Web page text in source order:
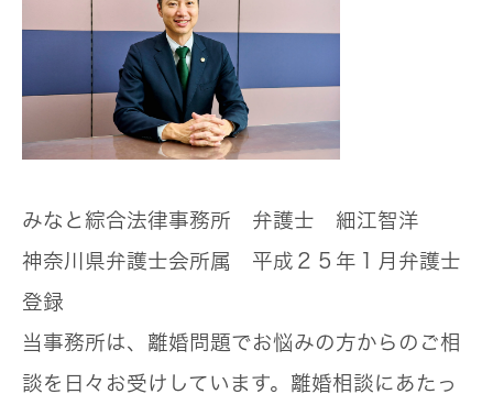
みなと綜合法律事務所 弁護士 細江智洋
神奈川県弁護士会所属 平成２５年１月弁護士
登録
当事務所は、離婚問題でお悩みの方からのご相
談を日々お受けしています。離婚相談にあたっ